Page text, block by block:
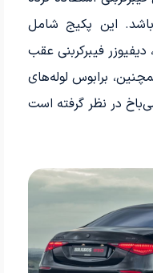
این پکیج شامل
فیبرکربنی عقب
برابوس لوله‌های
در نظر گرفته است